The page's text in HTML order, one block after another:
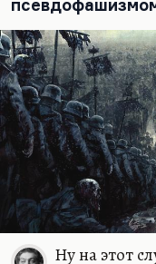
Ну на этот